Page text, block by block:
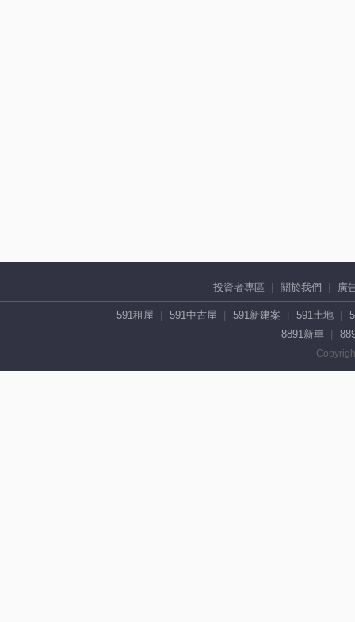
投資者專區 關於我們 廣
591租屋 591中古屋 591新建案 591土地
8891新車